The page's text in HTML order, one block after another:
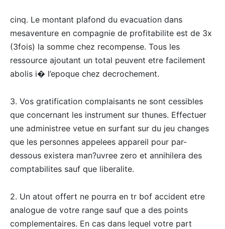
cinq. Le montant plafond du evacuation dans
mesaventure en compagnie de profitabilite est de 3x
(3fois) la somme chez recompense. Tous les
ressource ajoutant un total peuvent etre facilement
abolis i� l’epoque chez decrochement.
3. Vos gratification complaisants ne sont cessibles
que concernant les instrument sur thunes. Effectuer
une administree vetue en surfant sur du jeu changes
que les personnes appelees appareil pour par-
dessous existera man?uvree zero et annihilera des
comptabilites sauf que liberalite.
2. Un atout offert ne pourra en tr bof accident etre
analogue de votre range sauf que a des points
complementaires. En cas dans lequel votre part